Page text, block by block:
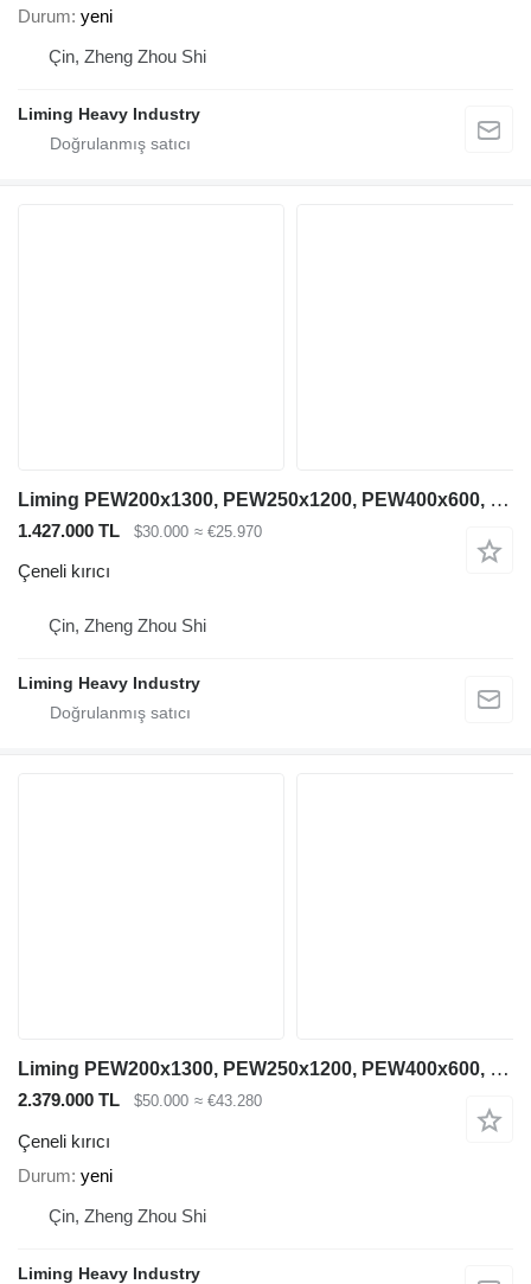
Durum yeni
Çin, Zheng Zhou Shi
Liming Heavy Industry
Liming PEW200x1300, PEW250x1200, PEW400x600, PEW760, PEW1100
1.427.000 TL $30.000 ≈ €25.970
Çeneli kırıcı
Çin, Zheng Zhou Shi
Liming Heavy Industry
Liming PEW200x1300, PEW250x1200, PEW400x600, PEW760, PEW1100
2.379.000 TL $50.000 ≈ €43.280
Çeneli kırıcı
Durum yeni
Çin, Zheng Zhou Shi
Liming Heavy Industry